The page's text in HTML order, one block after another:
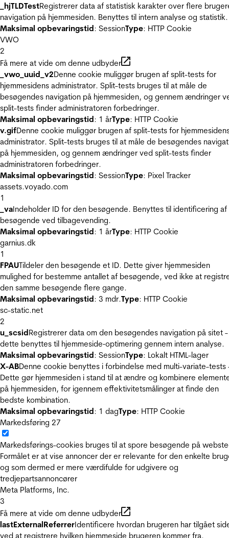
_hjTLDTestRegistrerer data af statistisk karakter over flere
navigation på hjemmesiden. Benyttes til intern analyse og statistik.
Maksimal opbevaringstid: SessionType: HTTP Cookie
VWO
2
Få mere at vide om denne udbyder
_vwo_uuid_v2Denne cookie muliggør brugen af split-tests for
hjemmesidens administrator. Split-tests bruges til at måle de
besøgendes navigation på hjemmesiden, og gennem ændringer
split-tests finder administratoren forbedringer.
Maksimal opbevaringstid: 1 årType: HTTP Cookie
v.gifDenne cookie muliggør brugen af split-tests for
administrator. Split-tests bruges til at måle de besøgendes
på hjemmesiden, og gennem ændringer ved split-tests finder
administratoren forbedringer.
Maksimal opbevaringstid: SessionType: Pixel Tracker
assets.voyado.com
1
_vaIndeholder ID for den besøgende. Benyttes til identificering af
besøgende ved tilbagevending.
Maksimal opbevaringstid: 1 årType: HTTP Cookie
garnius.dk
1
FPAUTildeler den besøgende et ID. Dette giver hjemmesiden
mulighed for bestemme antallet af besøgende, ved ikke at
den samme besøgende flere gange.
Maksimal opbevaringstid: 3 mdr.Type: HTTP Cookie
sc-static.net
2
u_scsidRegistrerer data om den besøgendes navigation på sitet -
dette benyttes til hjemmeside‐optimering gennem intern analyse.
Maksimal opbevaringstid: SessionType: Lokalt HTML-lager
X-ABDenne cookie benyttes i forbindelse med multi-variate-tests
Dette gør hjemmesiden i stand til at ændre og kombinere
på hjemmesiden, for igennem effektivitetsmålinger at finde den
bedste kombination.
Maksimal opbevaringstid: 1 dagType: HTTP Cookie
Markedsføring 27
Markedsførings-cookies bruges til at spore besøgende på
Formålet er at vise annoncer der er relevante for den enkelte
og som dermed er mere værdifulde for udgivere og
tredjepartsannoncører
Meta Platforms, Inc.
3
Få mere at vide om denne udbyder
lastExternalReferrerIdentificere hvordan brugeren har tilgået
ved at registrere hvilken hjemmeside brugeren kommer fra.